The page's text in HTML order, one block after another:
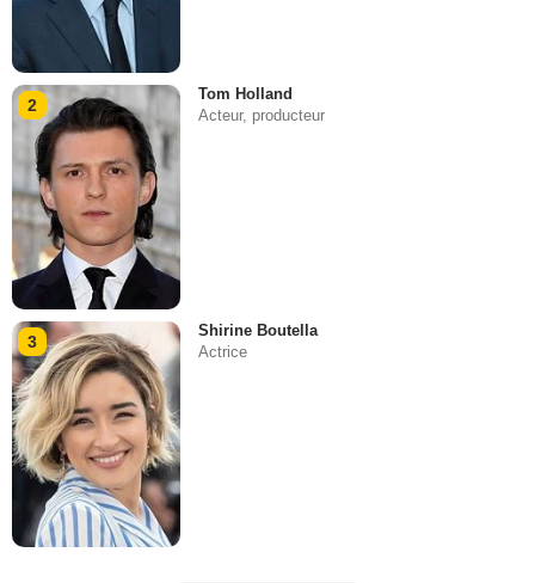
2
Tom Holland
Acteur, producteur
3
Shirine Boutella
Actrice